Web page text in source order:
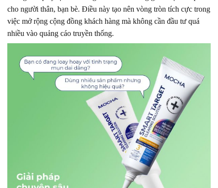
cho người thân, bạn bè. Điều này tạo nên vòng tròn tích cực trong
việc mở rộng cộng đồng khách hàng mà không cần đầu tư quá
nhiều vào quảng cáo truyền thống.